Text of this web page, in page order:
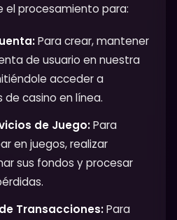
el procesamiento para:
Para crear, mantener
de usuario en nuestra
acceder a
de casino en línea.
de Juego:Para
en juegos, realizar
sus fondos y procesar
Transacciones:Para